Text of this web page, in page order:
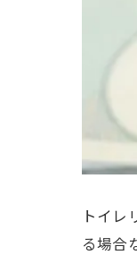
トイレ
る場合